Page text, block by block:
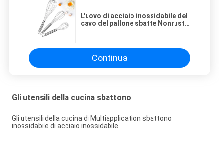
L'uovo di acciaio inossidabile del
cavo del pallone sbatte Nonrust
Continua
Gli utensili della cucina sbattono
Gli utensili della cucina di Multiapplication sbattono
inossidabile di acciaio inossidabile